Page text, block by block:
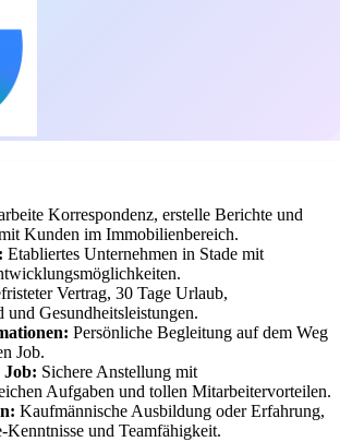
Korrespondenz, erstelle Berichte und
Kunden im Immobilienbereich.
Etabliertes Unternehmen in Stade mit
Vertrag, 30 Tage Urlaub,
und Gesundheitsleistungen.
Persönliche Begleitung auf dem Weg
Job.
Job: Sichere Anstellung mit
Aufgaben und tollen Mitarbeitervorteilen.
Kaufmännische Ausbildung oder Erfahrung,
und Teamfähigkeit.